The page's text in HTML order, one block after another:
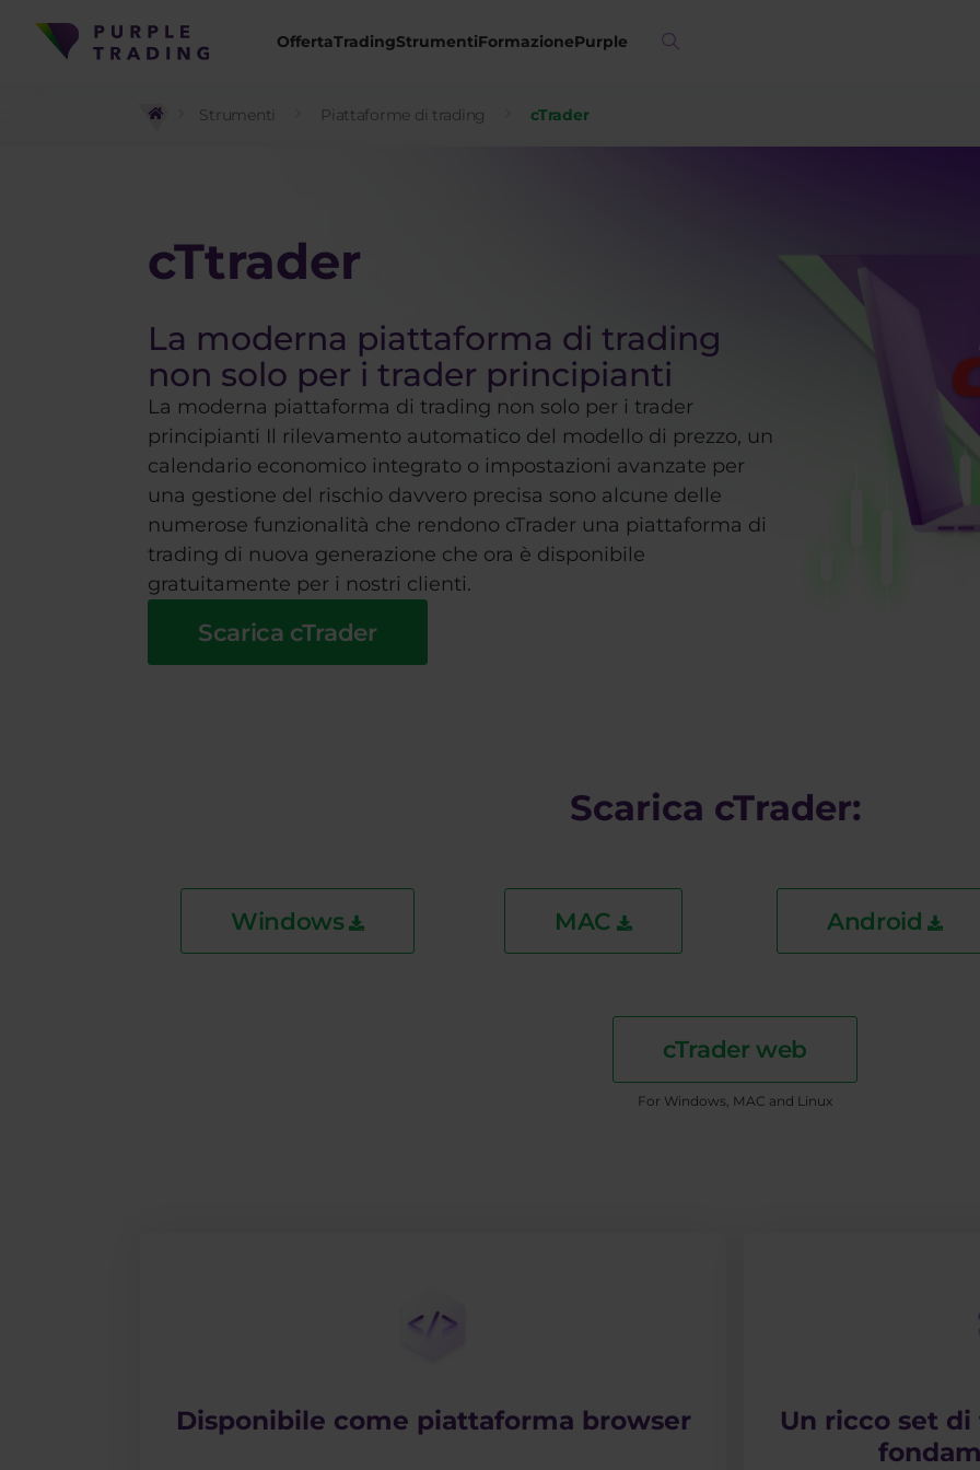
OffertaTradingStrumentiFormazionePurple
Strumenti Piattaforme di trading cTrader
cTtrader
La moderna piattaforma di trading
non solo per i trader principianti
La moderna piattaforma di trading non solo per i trader
principianti Il rilevamento automatico del modello di prezzo, un
calendario economico integrato o impostazioni avanzate per
una gestione del rischio davvero precisa sono alcune delle
numerose funzionalità che rendono cTrader una piattaforma di
trading di nuova generazione che ora è disponibile
gratuitamente per i nostri clienti.
Scarica cTrader
Scarica cTrader:
Windows MAC Android
cTrader web
For Windows, MAC and Linux
Disponibile come piattaforma browser
Un ricco set